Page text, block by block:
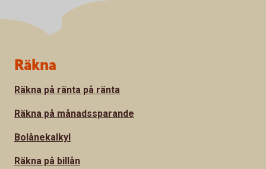
Sidfot
Räkna
Räkna på ränta på ränta
Räkna på månadssparande
Bolånekalkyl
Räkna på billån